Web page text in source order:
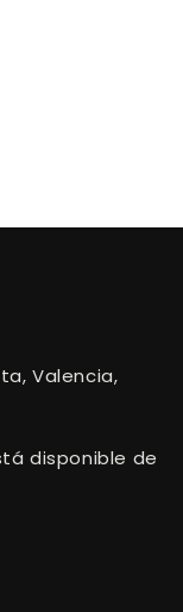
Valencia,
disponible de